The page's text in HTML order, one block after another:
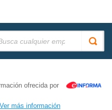
ofrecida por
Ver más información